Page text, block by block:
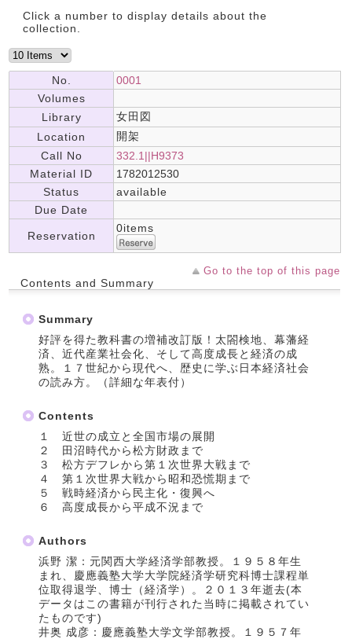
Click a number to display details about the
collection.
No.
0001
Volumes
Library
女田図
Location
開架
Call No
332.1||H9373
Material ID
1782012530
Status
available
Due Date
Reservation
0items
Go to the top of this page
Contents and Summary
Summary
好評を得た教科書の増補改訂版！太閤検地、幕藩経
済、近代産業社会化、そして高度成長と経済の成
熟。１７世紀から現代へ、歴史に学ぶ日本経済社会
の読み方。（詳細な年表付）
Contents
１ 近世の成立と全国市場の展開
２ 田沼時代から松方財政まで
３ 松方デフレから第１次世界大戦まで
４ 第１次世界大戦から昭和恐慌期まで
５ 戦時経済から民主化・復興へ
６ 高度成長から平成不況まで
Authors
浜野 潔：元関西大学経済学部教授。１９５８年生
まれ、慶應義塾大学大学院経済学研究科博士課程単
位取得退学、博士（経済学）。２０１３年逝去(本
データはこの書籍が刊行された当時に掲載されてい
たものです)
井奥 成彦：慶應義塾大学文学部教授。１９５７年